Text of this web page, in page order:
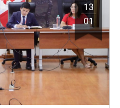
13
01